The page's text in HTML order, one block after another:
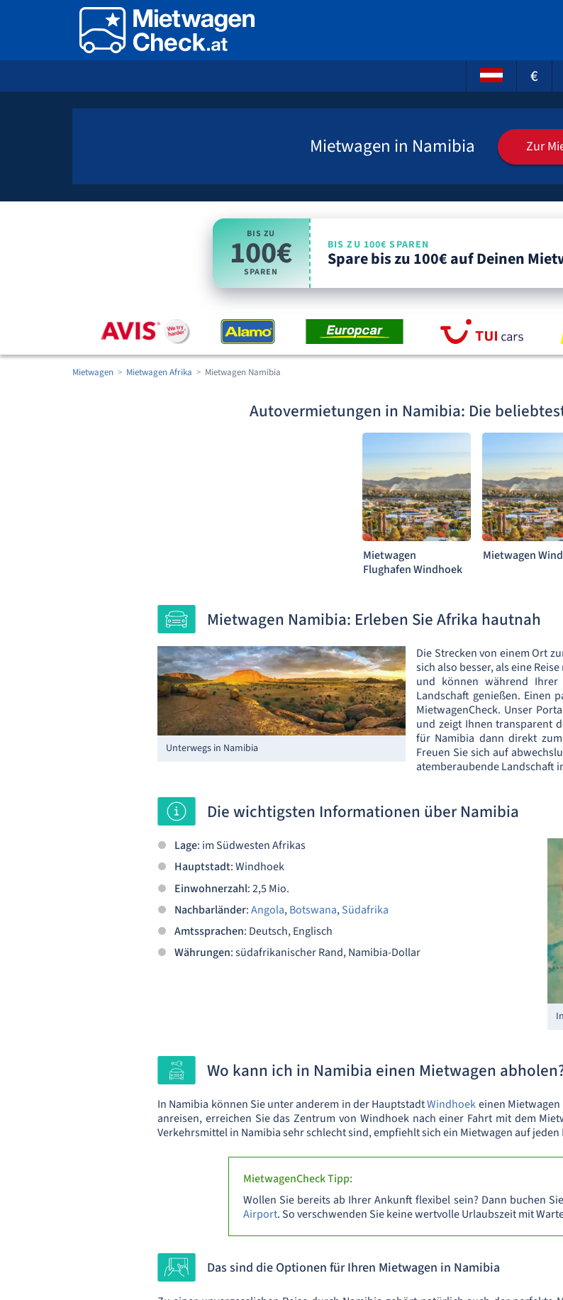
€
Mietwagen in Namibia Zur
BIS ZU
100€
SPAREN
BIS ZU 100€ SPAREN
Spare bis zu 100€ auf Deinen
Mietwagen Mietwagen Afrika Mietwagen Namibia
Autovermietungen in Namibia: Die
Mietwagen
Flughafen Windhoek
Mietwagen
Mietwagen Namibia: Erleben Sie Afrika hautnah
Unterwegs in Namibia
Die Strecken von einem Ort
sich also besser, als eine
und können während Ihrer
Landschaft genießen. Einen
MietwagenCheck. Unser
und zeigt Ihnen transparent
für Namibia dann direkt
Freuen Sie sich auf
atemberaubende Landschaft
Die wichtigsten Informationen über Namibia
Lage: im Südwesten Afrikas
Hauptstadt: Windhoek
Einwohnerzahl: 2,5 Mio.
Nachbarländer:Angola,Botswana,Südafrika
Amtssprachen: Deutsch, Englisch
Währungen: südafrikanischer Rand, Namibia-Dollar
Wo kann ich in Namibia einen Mietwagen
In Namibia können Sie unter anderem in der HauptstadtWindhoekeinen
anreisen, erreichen Sie das Zentrum von Windhoek nach einer Fahrt mit dem
Verkehrsmittel in Namibia sehr schlecht sind, empfiehlt sich ein Mietwagen auf jeden
MietwagenCheck Tipp:
Wollen Sie bereits ab Ihrer Ankunft flexibel sein? Dann buchen
Airport. So verschwenden Sie keine wertvolle Urlaubszeit mit
Das sind die Optionen für Ihren Mietwagen in Namibia